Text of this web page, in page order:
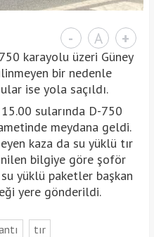
- A +
karayolu üzeri Güney
bir nedenle
ise yola saçıldı.
sularında D-750
meydana geldi.
kaza da su yüklü tır
bilgiye göre şoför
yüklü paketler başkan
yere gönderildi.
tır